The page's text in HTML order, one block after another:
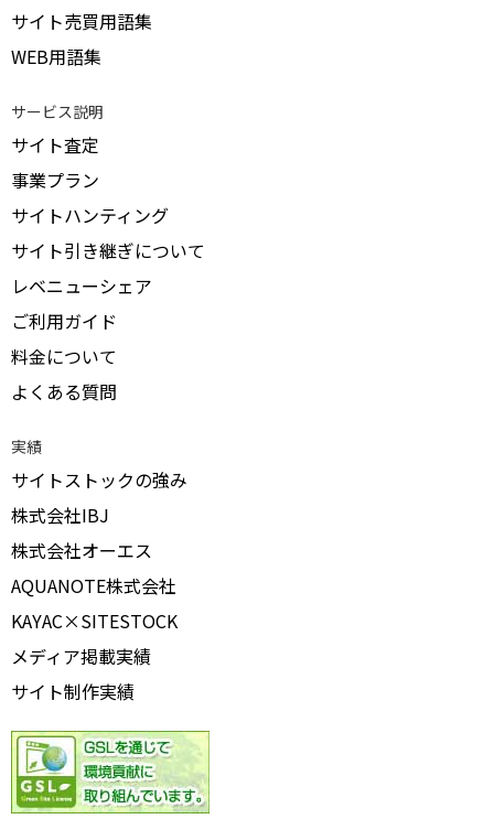
サイト売買用語集
WEB用語集
サービス説明
サイト査定
事業プラン
サイトハンティング
サイト引き継ぎについて
レベニューシェア
ご利用ガイド
料金について
よくある質問
実績
サイトストックの強み
株式会社IBJ
株式会社オーエス
AQUANOTE株式会社
KAYAC×SITESTOCK
メディア掲載実績
サイト制作実績